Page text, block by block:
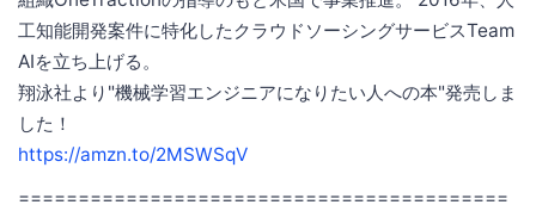
工知能開発案件に特化したクラウドソーシングサービスTeam
AIを立ち上げる。
翔泳社より"機械学習エンジニアになりたい人への本"発売しま
した！
https://amzn.to/2MSWSqV
=========================================